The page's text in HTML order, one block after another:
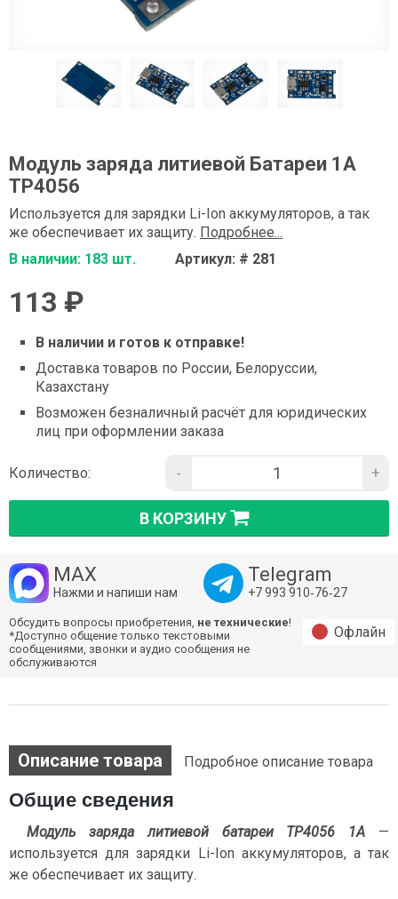
Модуль заряда литиевой Батареи 1А
TP4056
Используется для зарядки Li-Ion аккумуляторов, а так
же обеспечивает их защиту. Подробнее...
В наличии: 183 шт.
Артикул: # 281
113 ₽
В наличии и готов к отправке!
Доставка товаров по России, Белоруссии,
Казахстану
Возможен безналичный расчёт для юридических
лиц при оформлении заказа
Количество: - +
В КОРЗИНУ
MAX
Нажми и напиши нам
Telegram
+7 993 910‑76‑27
Обсудить вопросы приобретения, не технические!
*Доступно общение только текстовыми
сообщениями, звонки и аудио сообщения не
обслуживаются
Офлайн
Описание товара Подробное описание товара
Общие сведения
Модуль заряда литиевой батареи TP4056 1A —
используется для зарядки Li-Ion аккумуляторов, а так
же обеспечивает их защиту.